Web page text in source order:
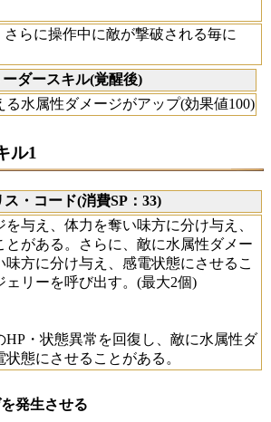
さらに操作中に敵が撃破される毎に
ーダースキル(覚醒後)
水属性ダメージがアップ(効果値100)
ル1
ス・コード(消費SP：33)
与え、体力を奪い味方に分け与え、
とがある。さらに、敵に水属性ダメー
味方に分け与え、感電状態にさせるこ
ェリーを呼び出す。(最大2個)
・状態異常を回復し、敵に水属性ダ
態にさせることがある。
発生させる